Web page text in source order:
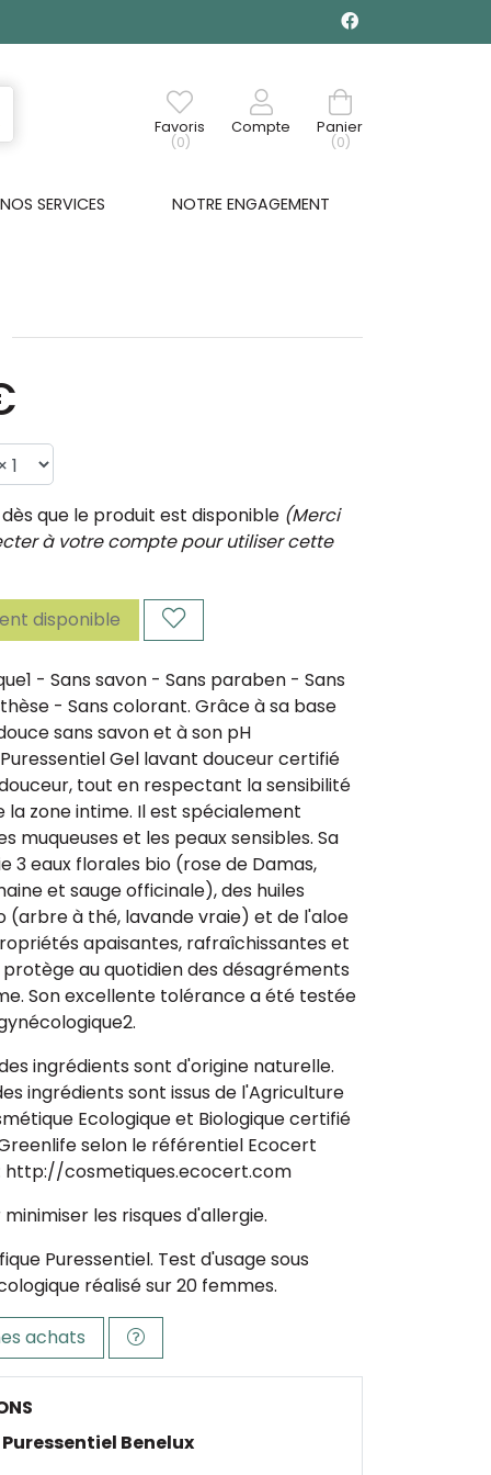
Favoris
(0)
Compte
Panier
(0)
NOS SERVICES NOTRE ENGAGEMENT
que le produit est disponible (Merci
à votre compte pour utiliser cette
disponible
- Sans savon - Sans paraben - Sans
- Sans colorant. Grâce à sa base
sans savon et à son pH
Gel lavant douceur certifié
tout en respectant la sensibilité
la zone intime. Il est spécialement
muqueuses et les peaux sensibles. Sa
3 eaux florales bio (rose de Damas,
et sauge officinale), des huiles
(arbre à thé, lavande vraie) et de l'aloe
apaisantes, rafraîchissantes et
au quotidien des désagréments
Son excellente tolérance a été testée
ingrédients sont d'origine naturelle.
ingrédients sont issus de l'Agriculture
Ecologique et Biologique certifié
selon le référentiel Ecocert
http://cosmetiques.ecocert.com
les risques d'allergie.
Puressentiel. Test d'usage sous
réalisé sur 20 femmes.
achats
Puressentiel Benelux